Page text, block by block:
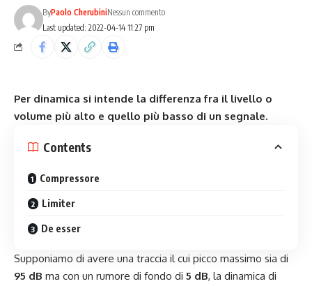
Last updated: 2022-04-14 11:27 pm
ByPaolo CherubiniNessun commento
Per dinamica si intende la differenza fra il livello o
volume più alto e quello più basso di un segnale.
Contents
Compressore
Limiter
De esser
Supponiamo di avere una traccia il cui picco massimo sia di
95 dB ma con un rumore di fondo di 5 dB, la dinamica di